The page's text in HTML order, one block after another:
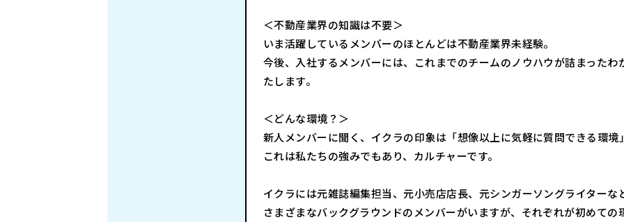
＜不動産業界の知識は不要＞
いま活躍しているメンバーのほとんどは不動産業界未経験。
今後、入社するメンバーには、これまでのチームのノウハウが詰まった
たします。
＜どんな環境？＞
新人メンバーに聞く、イクラの印象は「想像以上に気軽に質問できる環境
これは私たちの強みでもあり、カルチャーです。
イクラには元雑誌編集担当、元小売店店長、元シンガーソングライターな
さまざまなバックグラウンドのメンバーがいますが、それぞれが初めて